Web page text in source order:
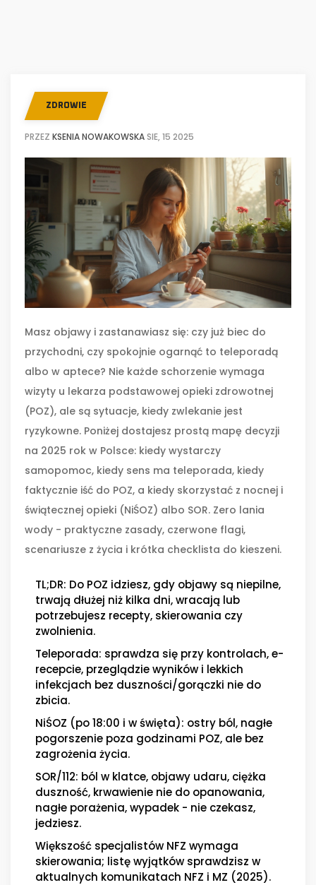
ZDROWIE
PRZEZ KSENIA NOWAKOWSKASIE, 15 2025
Masz objawy i zastanawiasz się: czy już biec do
przychodni, czy spokojnie ogarnąć to teleporadą
albo w aptece? Nie każde schorzenie wymaga
wizyty u lekarza podstawowej opieki zdrowotnej
(POZ), ale są sytuacje, kiedy zwlekanie jest
ryzykowne. Poniżej dostajesz prostą mapę decyzji
na 2025 rok w Polsce: kiedy wystarczy
samopomoc, kiedy sens ma teleporada, kiedy
faktycznie iść do POZ, a kiedy skorzystać z nocnej i
świątecznej opieki (NiŚOZ) albo SOR. Zero lania
wody - praktyczne zasady, czerwone flagi,
scenariusze z życia i krótka checklista do kieszeni.
TL;DR: Do POZ idziesz, gdy objawy są niepilne,
trwają dłużej niż kilka dni, wracają lub
potrzebujesz recepty, skierowania czy
zwolnienia.
Teleporada: sprawdza się przy kontrolach, e-
recepcie, przeglądzie wyników i lekkich
infekcjach bez duszności/gorączki nie do
zbicia.
NiŚOZ (po 18:00 i w święta): ostry ból, nagłe
pogorszenie poza godzinami POZ, ale bez
zagrożenia życia.
SOR/112: ból w klatce, objawy udaru, ciężka
duszność, krwawienie nie do opanowania,
nagłe porażenia, wypadek - nie czekasz,
jedziesz.
Większość specjalistów NFZ wymaga
skierowania; listę wyjątków sprawdzisz w
aktualnych komunikatach NFZ i MZ (2025).